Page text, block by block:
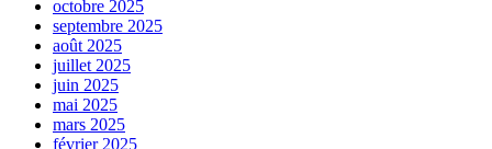
octobre 2025
septembre 2025
août 2025
juillet 2025
juin 2025
mai 2025
mars 2025
février 2025